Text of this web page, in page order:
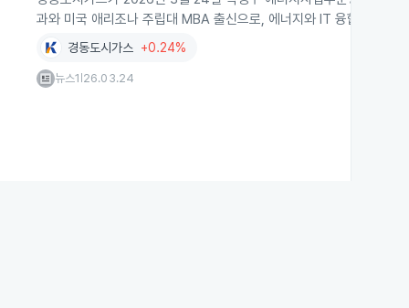
과와 미국 애리조나 주립대 MBA 출신으로, 에너지와 IT 융합 분야에
경동도시가스 +0.24%
뉴스1 26.03.24